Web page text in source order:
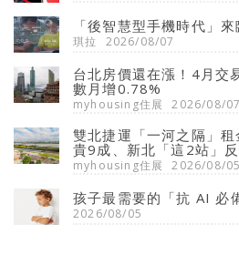
「後智慧型手機時代」
琪拉 2026/08/07
台北房價還在漲！4月交
數月增0.78%
myhousing住展 2026/08/07
雙北捷運「一河之隔」
貴9成、新北「這2站」
myhousing住展 2026/08/05
孩子最需要的「抗 AI 必
2026/08/05